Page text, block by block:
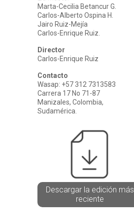
Marta-Cecilia Betancur G.
Carlos-Alberto Ospina H.
Jairo Ruiz-Mejía
Carlos-Enrique Ruiz.
Director
Carlos-Enrique Ruiz
Contacto
Wasap: +57 312 7313583
Carrera 17 No 71-87
Manizales, Colombia,
Sudamérica.
Descargar la edición más
reciente